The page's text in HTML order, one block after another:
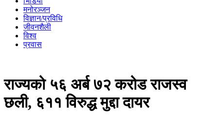
मनोरञ्जन
विज्ञान/प्रविधि
जीवनशैली
विश्व
प्रवास
राज्यको ५६ अर्ब ७२ करोड राजस्व
छली, ६११ विरुद्ध मुद्दा दायर